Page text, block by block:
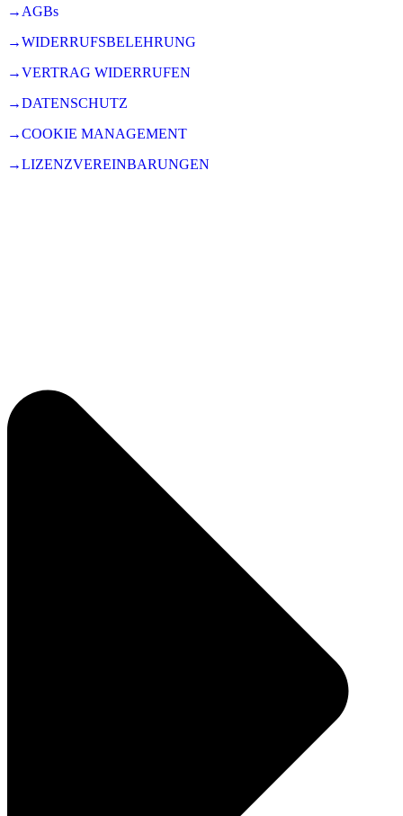
→AGBs
→WIDERRUFSBELEHRUNG
→VERTRAG WIDERRUFEN
→DATENSCHUTZ
→COOKIE MANAGEMENT
→LIZENZVEREINBARUNGEN